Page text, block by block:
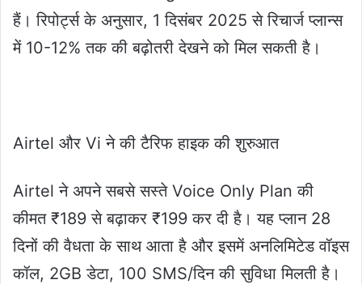
हैं। रिपोर्ट्स के अनुसार, 1 दिसंबर 2025 से रिचार्ज प्लान्स
में 10-12% तक की बढ़ोतरी देखने को मिल सकती है।
Airtel और Vi ने की टैरिफ हाइक की शुरुआत
Airtel ने अपने सबसे सस्ते Voice Only Plan की
कीमत ₹189 से बढ़ाकर ₹199 कर दी है। यह प्लान 28
दिनों की वैधता के साथ आता है और इसमें अनलिमिटेड वॉइस
कॉल, 2GB डेटा, 100 SMS/दिन की सुविधा मिलती है।